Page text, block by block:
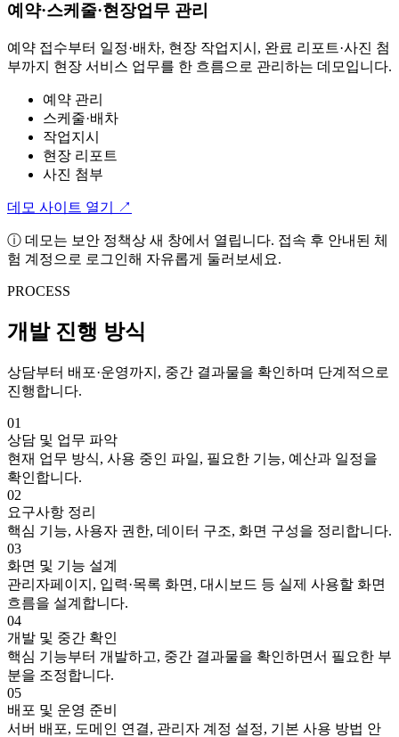
예약·스케줄·현장업무 관리
예약 접수부터 일정·배차, 현장 작업지시, 완료 리포트·사진 첨
부까지 현장 서비스 업무를 한 흐름으로 관리하는 데모입니다.
예약 관리
스케줄·배차
작업지시
현장 리포트
사진 첨부
데모 사이트 열기 ↗
ⓘ 데모는 보안 정책상 새 창에서 열립니다. 접속 후 안내된 체
험 계정으로 로그인해 자유롭게 둘러보세요.
PROCESS
개발 진행 방식
상담부터 배포·운영까지, 중간 결과물을 확인하며 단계적으로
진행합니다.
01
상담 및 업무 파악
현재 업무 방식, 사용 중인 파일, 필요한 기능, 예산과 일정을
확인합니다.
02
요구사항 정리
핵심 기능, 사용자 권한, 데이터 구조, 화면 구성을 정리합니다.
03
화면 및 기능 설계
관리자페이지, 입력·목록 화면, 대시보드 등 실제 사용할 화면
흐름을 설계합니다.
04
개발 및 중간 확인
핵심 기능부터 개발하고, 중간 결과물을 확인하면서 필요한 부
분을 조정합니다.
05
배포 및 운영 준비
서버 배포, 도메인 연결, 관리자 계정 설정, 기본 사용 방법 안